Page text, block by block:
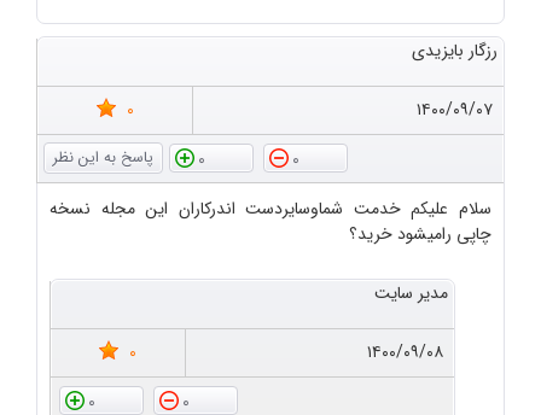
رزگار بایزیدی
۱۴۰۰/۰۹/۰۷
0
0
0
سلام علیکم خدمت شماوسایردست اندرکاران این مجله نسخه
چاپی رامیشود خرید؟
مدیر سایت
۱۴۰۰/۰۹/۰۸
0
0
0